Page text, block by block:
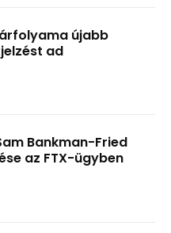
újabb
ad
Bankman-Fried
az FTX-ügyben